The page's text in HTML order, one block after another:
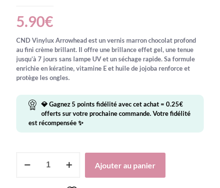
5.90€
CND Vinylux Arrowhead est un vernis marron chocolat profond
au fini crème brillant. Il offre une brillance effet gel, une tenue
jusqu’à 7 jours sans lampe UV et un séchage rapide. Sa formule
enrichie en kératine, vitamine E et huile de jojoba renforce et
protège les ongles.
💎 Gagnez5 points fidélité avec cet achat = 0.25€
offerts sur votre prochaine commande. Votre fidélité
est récompensée ✨
Ajouter au panier